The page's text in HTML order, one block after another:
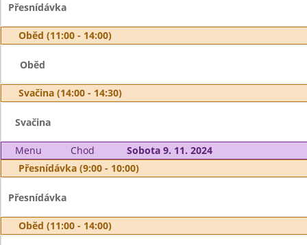
Přesnídávka
Oběd (11:00 - 14:00)
Oběd
Svačina (14:00 - 14:30)
Svačina
Menu Chod
Sobota 9. 11. 2024
Přesnídávka (9:00 - 10:00)
Přesnídávka
Oběd (11:00 - 14:00)